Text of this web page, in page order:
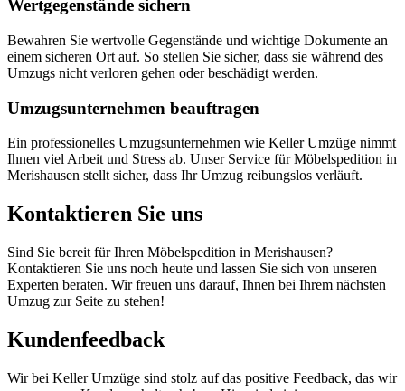
Wertgegenstände sichern
Bewahren Sie wertvolle Gegenstände und wichtige Dokumente an
einem sicheren Ort auf. So stellen Sie sicher, dass sie während des
Umzugs nicht verloren gehen oder beschädigt werden.
Umzugsunternehmen beauftragen
Ein professionelles Umzugsunternehmen wie Keller Umzüge nimmt
Ihnen viel Arbeit und Stress ab. Unser Service für Möbelspedition in
Merishausen stellt sicher, dass Ihr Umzug reibungslos verläuft.
Kontaktieren Sie uns
Sind Sie bereit für Ihren Möbelspedition in Merishausen?
Kontaktieren Sie uns noch heute und lassen Sie sich von unseren
Experten beraten. Wir freuen uns darauf, Ihnen bei Ihrem nächsten
Umzug zur Seite zu stehen!
Kundenfeedback
Wir bei Keller Umzüge sind stolz auf das positive Feedback, das wir